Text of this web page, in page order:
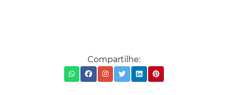
Compartilhe: